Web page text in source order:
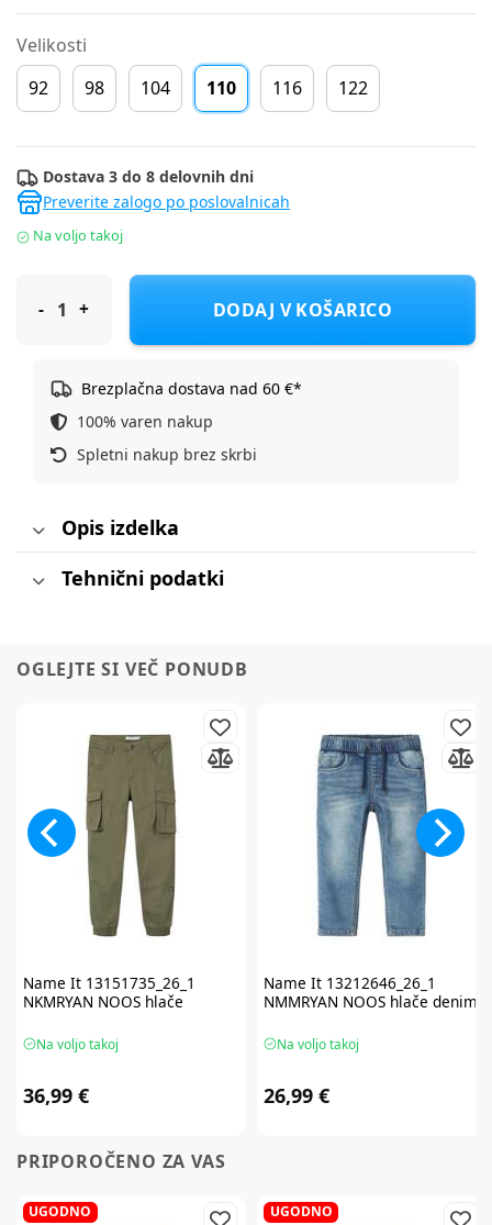
Velikosti
92
98 104 110 116 122
Dostava 3 do 8 delovnih dni
Preverite zalogo po poslovalnicah
Na voljo takoj
Name It hlače trenirka DH 13253670_26_1 NMMDACE F Bež 110
DODAJ V KOŠARICO
Brezplačna dostava nad 60 €*
100% varen nakup
Spletni nakup brez skrbi
Opis izdelka
Tehnični podatki
OGLEJTE SI VEČ PONUDB
Name It13151735_26_1
NKMRYAN NOOS hlače
Na voljo takoj
36,99 €
Name It13212646_26_1
NMMRYAN NOOS hlače denim
Na voljo takoj
26,99 €
PRIPOROČENO ZA VAS
UGODNO UGODNO